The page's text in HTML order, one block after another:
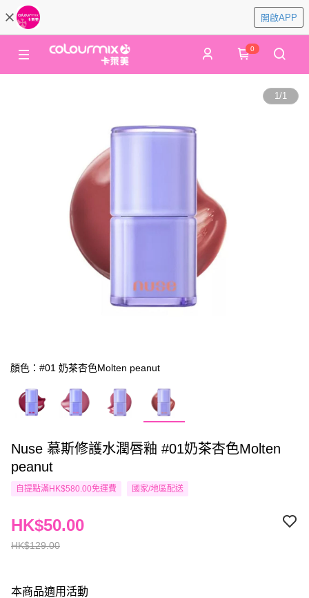
開啟APP
0
1/1
顏色：#01 奶茶杏色Molten peanut
Nuse 慕斯修護水潤唇釉 #01奶茶杏色Molten
peanut
自提點滿HK$580.00免運費 國家/地區配送
HK$129.00
HK$50.00
本商品適用活動